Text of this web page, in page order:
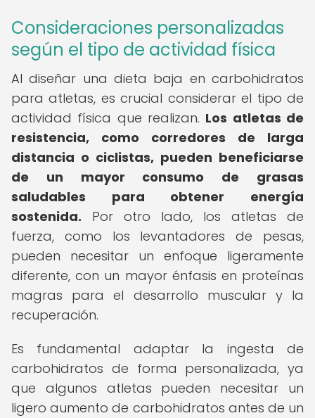
Consideraciones personalizadas
según el tipo de actividad física
Al diseñar una dieta baja en carbohidratos
para atletas, es crucial considerar el tipo de
actividad física que realizan. Los atletas de
resistencia, como corredores de larga
distancia o ciclistas, pueden beneficiarse
de un mayor consumo de grasas
saludables para obtener energía
sostenida. Por otro lado, los atletas de
fuerza, como los levantadores de pesas,
pueden necesitar un enfoque ligeramente
diferente, con un mayor énfasis en proteínas
magras para el desarrollo muscular y la
recuperación.
Es fundamental adaptar la ingesta de
carbohidratos de forma personalizada, ya
que algunos atletas pueden necesitar un
ligero aumento de carbohidratos antes de un